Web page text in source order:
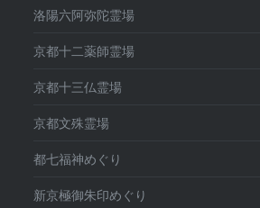
洛陽六阿弥陀霊場
京都十二薬師霊場
京都十三仏霊場
京都文殊霊場
都七福神めぐり
新京極御朱印めぐり